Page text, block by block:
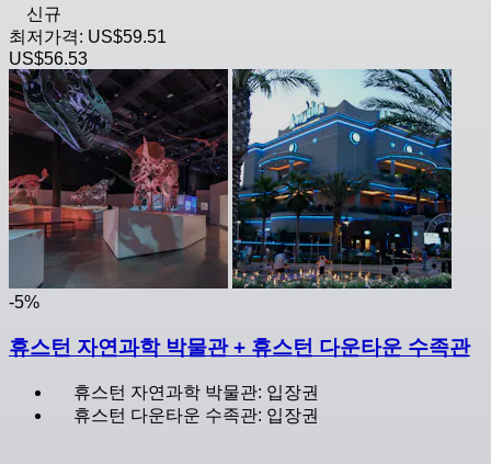
신규
최저가격: US$59.51
US$56.53
-5%
휴스턴 자연과학 박물관 + 휴스턴 다운타운 수족관
휴스턴 자연과학 박물관: 입장권
휴스턴 다운타운 수족관: 입장권